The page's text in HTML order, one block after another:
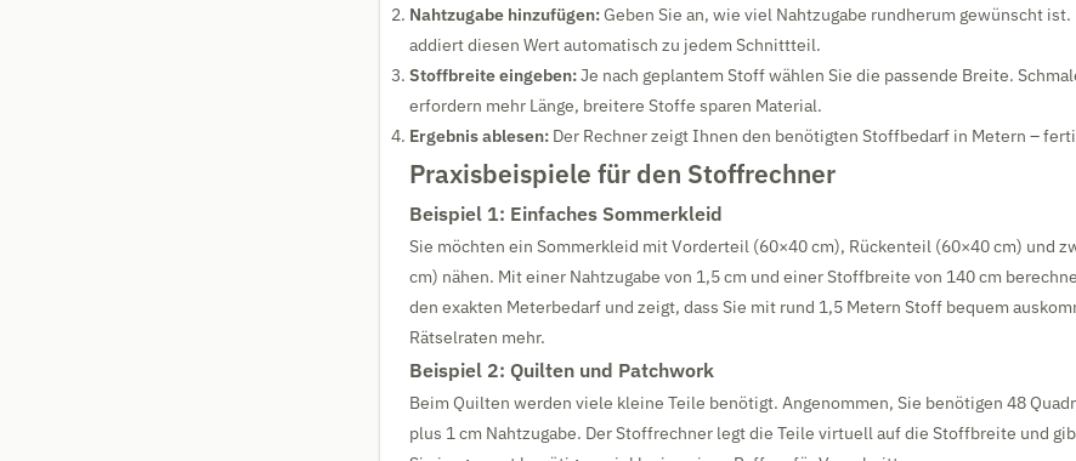
Nahtzugabe hinzufügen:Geben Sie an, wie viel Nahtzugabe rundherum gewünscht ist.
addiert diesen Wert automatisch zu jedem Schnittteil.
Stoffbreite eingeben:Je nach geplantem Stoff wählen Sie die passende Breite.
erfordern mehr Länge, breitere Stoffe sparen Material.
Ergebnis ablesen: Der Rechner zeigt Ihnen den benötigten Stoffbedarf in Metern –
Praxisbeispiele für den Stoffrechner
Beispiel 1: Einfaches Sommerkleid
Sie möchten ein Sommerkleid mit Vorderteil (60×40 cm), Rückenteil (60×40 cm) und
cm) nähen. Mit einer Nahtzugabe von 1,5 cm und einer Stoffbreite von 140 cm
den exakten Meterbedarf und zeigt, dass Sie mit rund 1,5 Metern Stoff bequem
Rätselraten mehr.
Beispiel 2: Quilten und Patchwork
Beim Quilten werden viele kleine Teile benötigt. Angenommen, Sie benötigen 48
plus 1 cm Nahtzugabe. Der Stoffrechner legt die Teile virtuell auf die Stoffbreite und